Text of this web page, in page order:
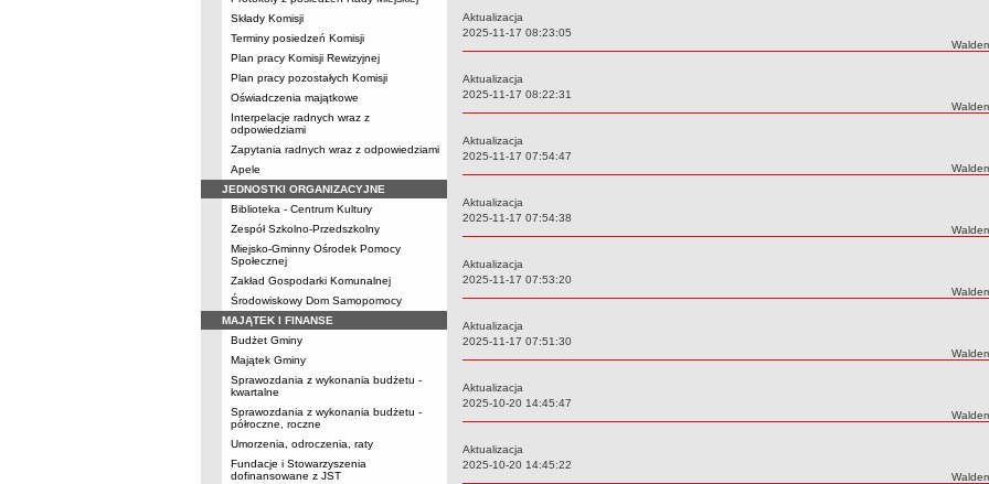
Składy Komisji
Terminy posiedzeń Komisji
Plan pracy Komisji Rewizyjnej
Plan pracy pozostałych Komisji
Oświadczenia majątkowe
Interpelacje radnych wraz z
odpowiedziami
Zapytania radnych wraz z odpowiedziami
Apele
JEDNOSTKI ORGANIZACYJNE
Biblioteka - Centrum Kultury
Zespół Szkolno-Przedszkolny
Miejsko-Gminny Ośrodek Pomocy
Społecznej
Zakład Gospodarki Komunalnej
Środowiskowy Dom Samopomocy
MAJĄTEK I FINANSE
Budżet Gminy
Majątek Gminy
Sprawozdania z wykonania budżetu -
kwartalne
Sprawozdania z wykonania budżetu -
półroczne, roczne
Umorzenia, odroczenia, raty
Fundacje i Stowarzyszenia
dofinansowane z JST
Aktualizacja
Data:
2025-11-17 08:23:05
Autor:
Aktualizacja
Data:
2025-11-17 08:22:31
Autor:
Aktualizacja
Data:
2025-11-17 07:54:47
Autor:
Aktualizacja
Data:
2025-11-17 07:54:38
Autor:
Aktualizacja
Data:
2025-11-17 07:53:20
Autor:
Aktualizacja
Data:
2025-11-17 07:51:30
Autor:
Aktualizacja
Data:
2025-10-20 14:45:47
Autor:
Aktualizacja
Data:
2025-10-20 14:45:22
Autor: